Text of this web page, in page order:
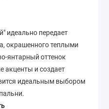
идеально передает
окрашенного теплыми
янтарный оттенок
акценты и создает
идеальным выбором